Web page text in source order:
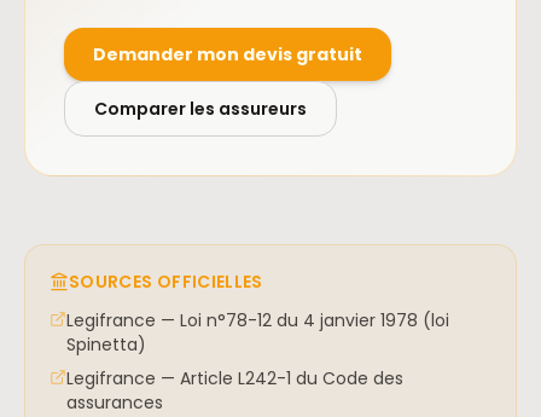
Demander mon devis gratuit
Comparer les assureurs
SOURCES OFFICIELLES
Legifrance — Loi n°78-12 du 4 janvier 1978 (loi
Spinetta)
Legifrance — Article L242-1 du Code des
assurances